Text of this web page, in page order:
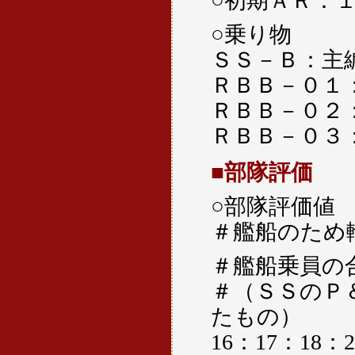
○乗り物
ＳＳ－Ｂ：
ＲＢＢ－０１
ＲＢＢ－０２
ＲＢＢ－０３
■部隊評価
○部隊評価値
＃艦船のため
＃艦船乗員の
＃（ＳＳの
たもの）
16：17：18：